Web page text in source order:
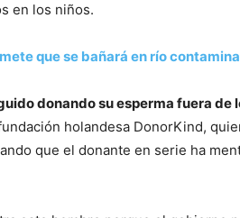
en los niños.
que se bañará en río
donando su esperma fuera de
holandesa DonorKind,
que el donante en serie ha